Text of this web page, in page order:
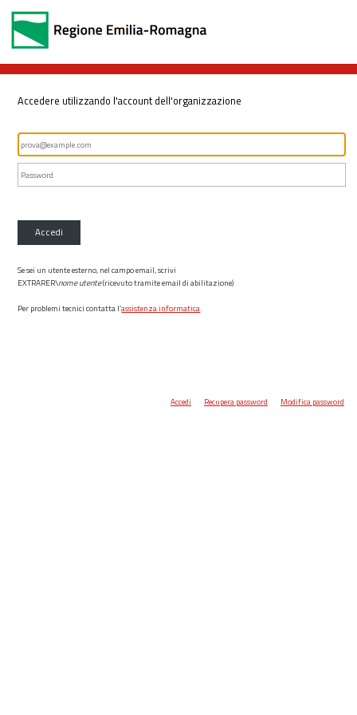
Accedere utilizzando l'account dell'organizzazione
Accedi
Se sei un utente esterno, nel campo email, scrivi
EXTRARER\nome utente(ricevuto tramite email di abilitazione)
Per problemi tecnici contatta l’assistenza informatica.
Accedi Recupera password Modifica password